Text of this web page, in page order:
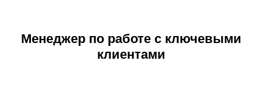
Менеджер по работе с ключевыми
клиентами